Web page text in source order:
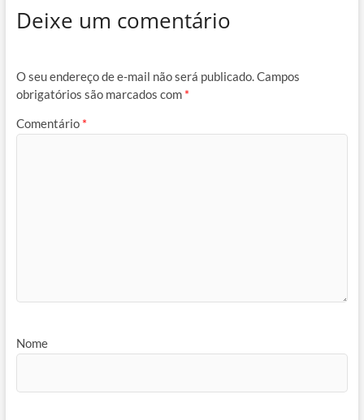
Deixe um comentário
O seu endereço de e-mail não será publicado.Campos
obrigatórios são marcados com *
Comentário *
Nome